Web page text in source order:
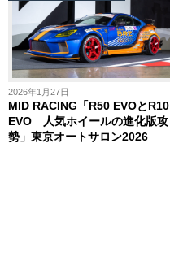
2026年1月27日
MID RACING「R50 EVOとR10
EVO 人気ホイールの進化版攻
勢」東京オートサロン2026